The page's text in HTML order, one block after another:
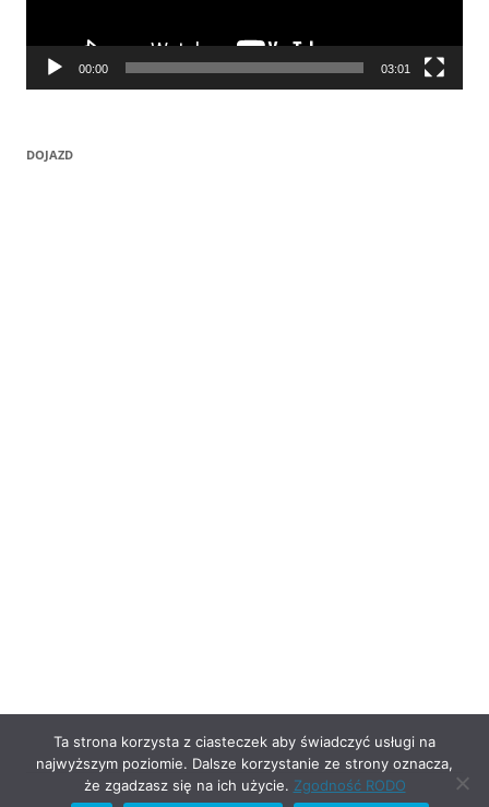
00:00 03:01
DOJAZD
Ta strona korzysta z ciasteczek aby świadczyć usługi na
najwyższym poziomie. Dalsze korzystanie ze strony oznacza,
że zgadzasz się na ich użycie. Zgodność RODO